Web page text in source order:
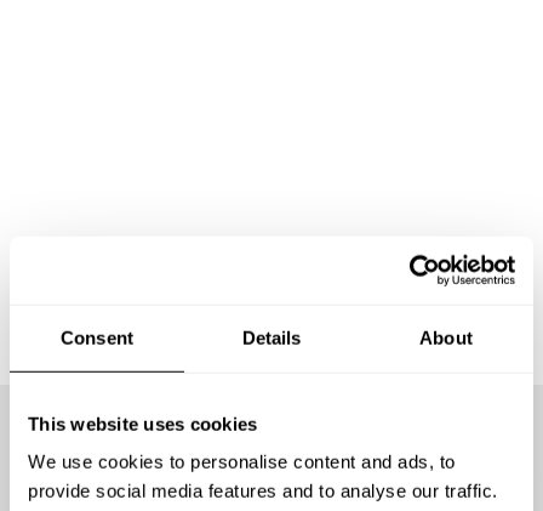
Consent Details About
This website uses cookies
We use cookies to personalise content and ads, to
provide social media features and to analyse our traffic.
Wir bieten nicht